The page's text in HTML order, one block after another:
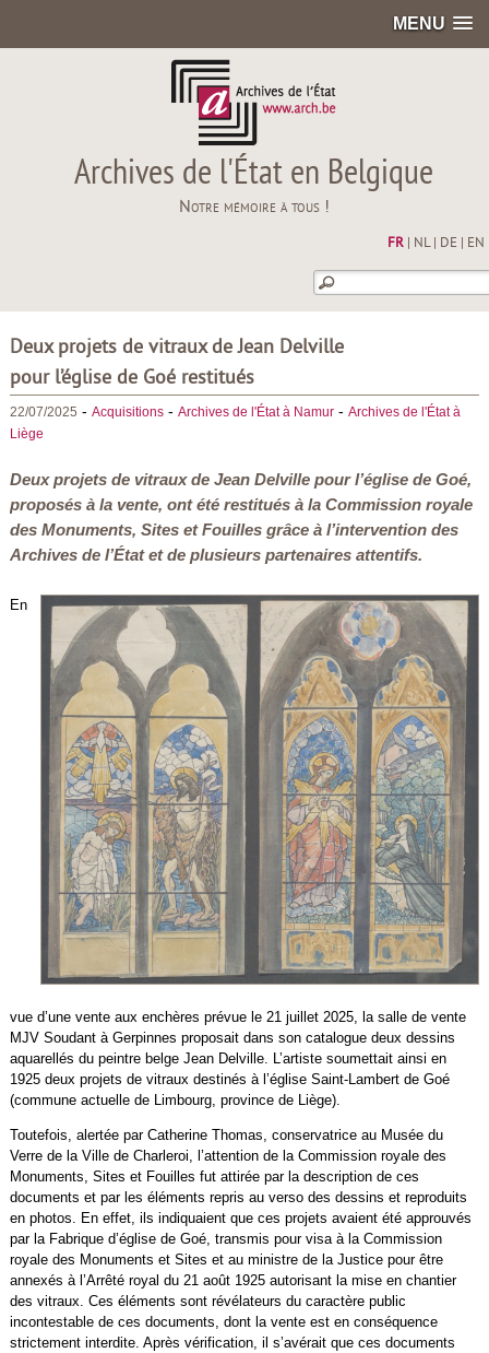
MENU
Archives de l'État en Belgique
Notre mémoire à tous !
FR| NL| DE EN
Deux projets de vitraux de Jean Delville
pour l’église de Goé restitués
22/07/2025 - Acquisitions- Archives de l'État à Namur- Archives de l'État à
Liège
Deux projets de vitraux de Jean Delville pour l’église de Goé,
proposés à la vente, ont été restitués à la Commission royale
des Monuments, Sites et Fouilles grâce à l’intervention des
Archives de l’État et de plusieurs partenaires attentifs.
En
vue d’une vente aux enchères prévue le 21 juillet 2025, la salle de vente
MJV Soudant à Gerpinnes proposait dans son catalogue deux dessins
aquarellés du peintre belge Jean Delville. L’artiste soumettait ainsi en
1925 deux projets de vitraux destinés à l’église Saint-Lambert de Goé
(commune actuelle de Limbourg, province de Liège).
Toutefois, alertée par Catherine Thomas, conservatrice au Musée du
Verre de la Ville de Charleroi, l’attention de la Commission royale des
Monuments, Sites et Fouilles fut attirée par la description de ces
documents et par les éléments repris au verso des dessins et reproduits
en photos. En effet, ils indiquaient que ces projets avaient été approuvés
par la Fabrique d’église de Goé, transmis pour visa à la Commission
royale des Monuments et Sites et au ministre de la Justice pour être
annexés à l’Arrêté royal du 21 août 1925 autorisant la mise en chantier
des vitraux. Ces éléments sont révélateurs du caractère public
incontestable de ces documents, dont la vente est en conséquence
strictement interdite. Après vérification, il s’avérait que ces documents